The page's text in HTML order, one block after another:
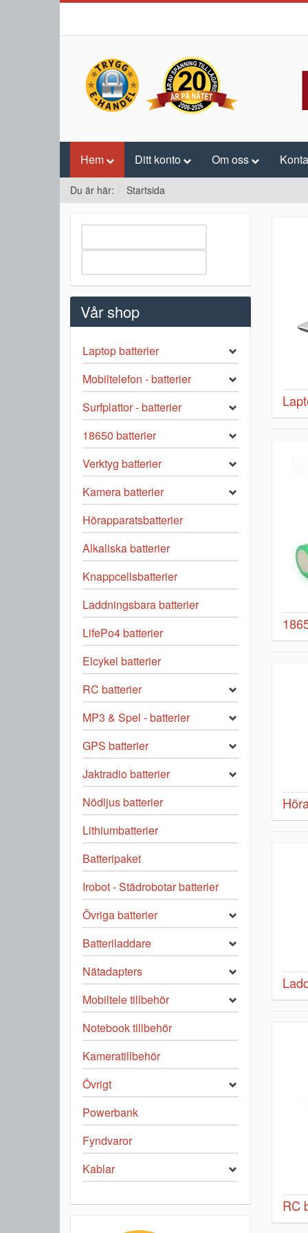
Hem Ditt konto Om oss
Du är här: Startsida
RC
Vår shop
Laptop batterier
Mobiltelefon - batterier
Surfplattor - batterier
18650 batterier
Verktyg batterier
Kamera batterier
Hörapparatsbatterier
Alkaliska batterier
Knappcellsbatterier
Laddningsbara batterier
LifePo4 batterier
Elcykel batterier
RC batterier
MP3 & Spel - batterier
GPS batterier
Jaktradio batterier
Nödljus batterier
Lithiumbatterier
Batteripaket
Irobot - Städrobotar batterier
Övriga batterier
Batteriladdare
Nätadapters
Mobiltele tillbehör
Notebook tillbehör
Kameratillbehör
Övrigt
Powerbank
Fyndvaror
Kablar